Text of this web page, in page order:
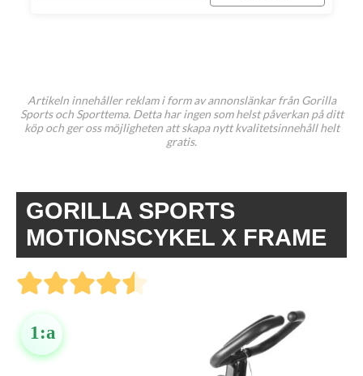
Artikeln innehåller reklam i form av annonslänkar från Gorilla
Sports och Sporttema. Detta har ingen som helst påverkan på ditt
köp och ger oss möjligheten att skapa nytt kvalitetsinnehåll helt
gratis.
GORILLA SPORTS
MOTIONSCYKEL X FRAME
1:a